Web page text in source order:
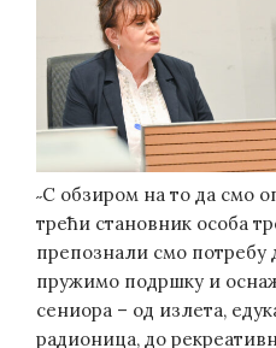
˶С обзиром на то да смо
трећи становник особа
препознали смо потребу
пружимо подршку и
сениора – од излета,
радионица, до